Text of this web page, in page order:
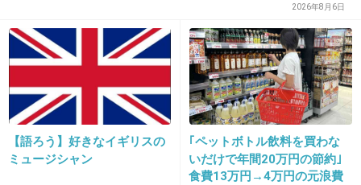
-2
かわい区無い市。
+117 -2
2026年8月6日
【語ろう】好きなイギリスの
ミュージシャン
｢ペットボトル飲料を買わな
いだけで年間20万円の節約｣
食費13万円→4万円の元浪費